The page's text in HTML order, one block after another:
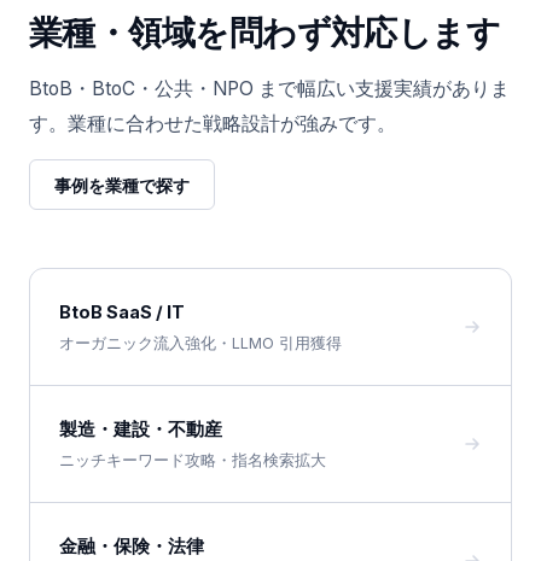
業種・領域を問わず対応します
BtoB・BtoC・公共・NPO まで幅広い支援実績がありま
す。業種に合わせた戦略設計が強みです。
事例を業種で探す
BtoB SaaS / IT
オーガニック流入強化・LLMO 引用獲得
製造・建設・不動産
ニッチキーワード攻略・指名検索拡大
金融・保険・法律